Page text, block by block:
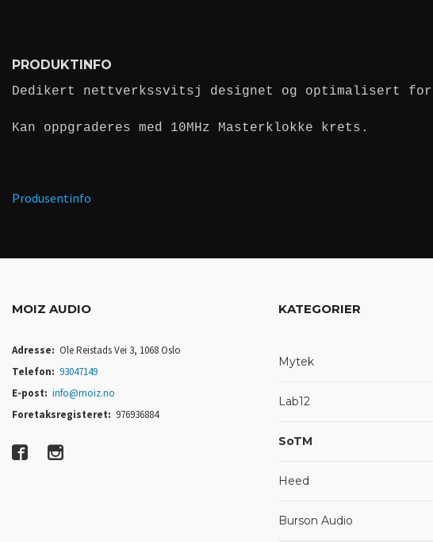
PRODUKTINFO
Dedikert nettverkssvitsj designet og optimalisert
Kan oppgraderes med 10MHz Masterklokke krets.
Produsentinfo
MOIZ AUDIO
Adresse: Ole Reistads Vei 3, 1068 Oslo
Telefon: 93047149
E-post: info@moiz.no
Foretaksregisteret: 976936884
KATEGORIER
Mytek
Lab12
SoTM
Heed
Burson Audio